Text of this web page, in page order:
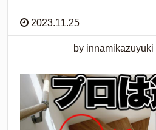
2023.11.25
by innamikazuyuki